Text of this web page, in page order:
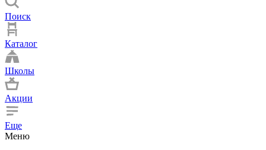
Поиск
Каталог
Школы
Акции
Еще
Меню